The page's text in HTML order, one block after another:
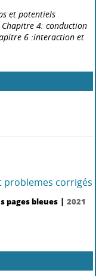
et potentiels
4: conduction
6 :interaction et
problemes corrigés
pages bleues | 2021